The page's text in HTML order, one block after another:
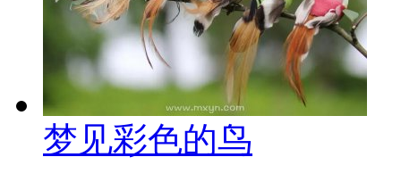
梦见彩色的鸟